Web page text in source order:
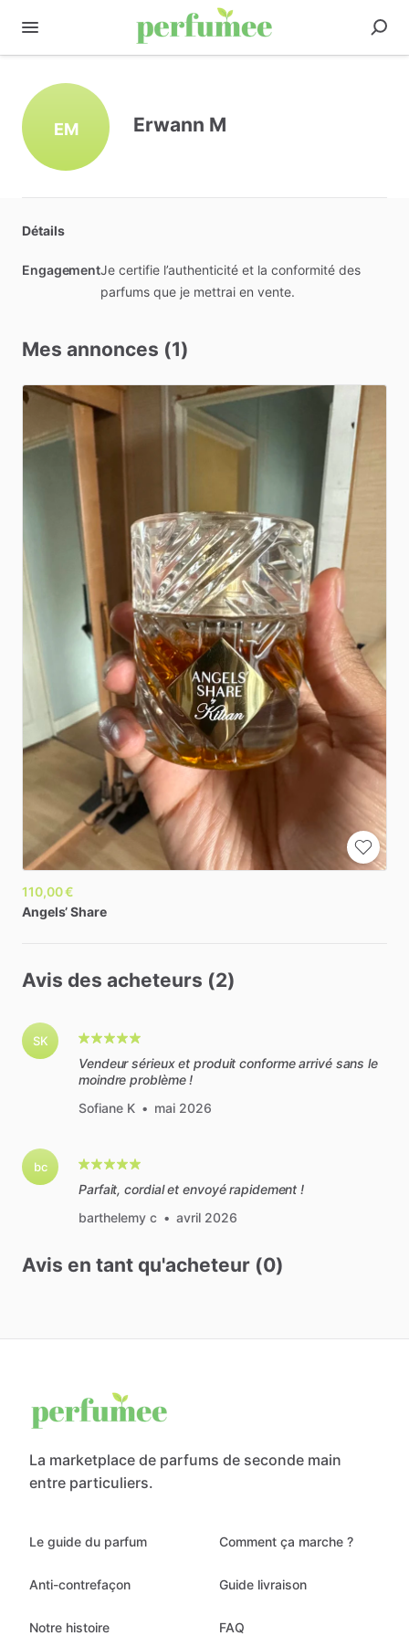
EM Erwann M
Détails
EngagementJe certifie l’authenticité et la conformité des
parfums que je mettrai en vente.
Mes annonces (1)
110,00 €
Angels’Share
Avis des acheteurs (2)
SK
Vendeur sérieux et produit conforme arrivé sans le
moindre problème !
Sofiane K • mai 2026
bc
Parfait, cordial et envoyé rapidement !
barthelemy c • avril 2026
Avis en tant qu'acheteur (0)
La marketplace de parfums de seconde main
entre particuliers.
Le guide du parfum
Anti-contrefaçon
Notre histoire
Comment ça marche ?
Guide livraison
FAQ